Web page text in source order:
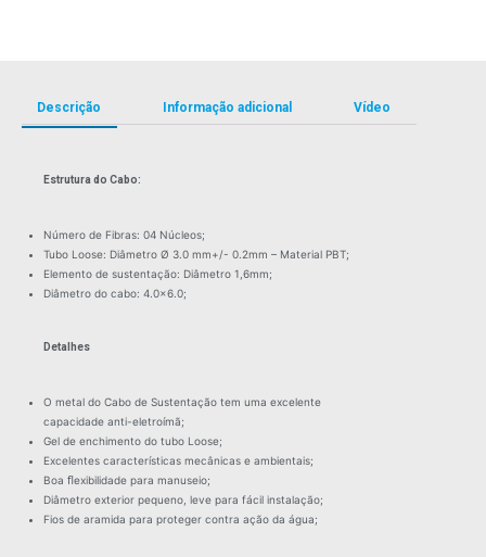
Descrição Informação adicional Vídeo
Estrutura do Cabo:
Número de Fibras: 04 Núcleos;
Tubo Loose: Diâmetro Ø 3.0 mm+/- 0.2mm – Material PBT;
Elemento de sustentação: Diâmetro 1,6mm;
Diâmetro do cabo: 4.0×6.0;
Detalhes
O metal do Cabo de Sustentação tem uma excelente
capacidade anti-eletroímã;
Gel de enchimento do tubo Loose;
Excelentes características mecânicas e ambientais;
Boa ﬂexibilidade para manuseio;
Diâmetro exterior pequeno, leve para fácil instalação;
Fios de aramida para proteger contra ação da água;